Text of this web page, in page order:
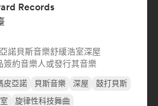
Records
諾貝斯音樂舒緩浩室深屋
簽約音樂人或發行其音樂
皮亞諾 貝斯音樂 深屋
鼓打貝斯
旋律性科技舞曲